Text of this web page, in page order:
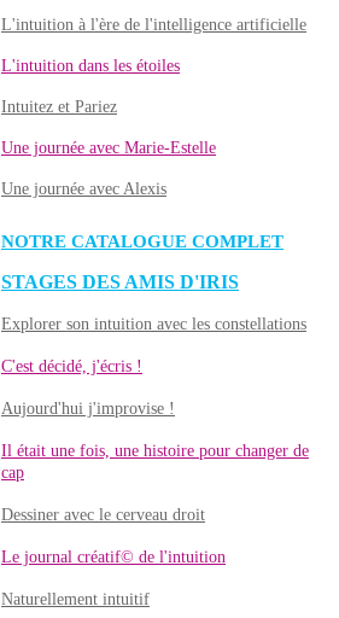
L'intuition à l'ère de l'intelligence artificielle
L'intuition dans les étoiles
Intuitez et Pariez
Une journée avec Marie-Estelle
Une journée avec Alexis
NOTRE CATALOGUE COMPLET
STAGES DES AMIS D'IRIS
Explorer son intuition avec les constellations
C'est décidé, j'écris !
Aujourd'hui j'improvise !
Il était une fois, une histoire pour changer de
cap
Dessiner avec le cerveau droit
Le journal créatif© de l'intuition
Naturellement intuitif